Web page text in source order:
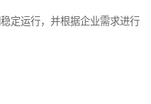
定运行，并根据企业需求进行